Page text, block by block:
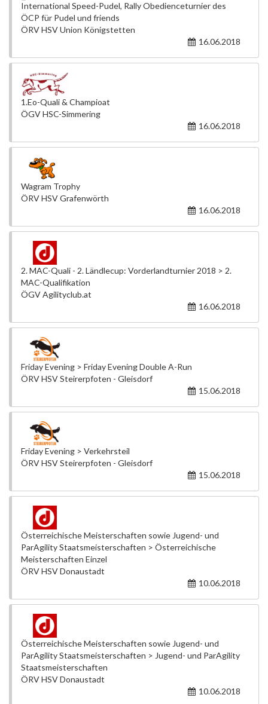
International Speed-Pudel, Rally Obedienceturnier des
ÖCP für Pudel und friends
ÖRV HSV Union Königstetten
16.06.2018
1.Eo-Quali & Champioat
ÖGV HSC-Simmering
16.06.2018
Wagram Trophy
ÖRV HSV Grafenwörth
16.06.2018
2. MAC-Quali - 2. Ländlecup: Vorderlandturnier 2018 > 2.
MAC-Qualifikation
ÖGV Agilityclub.at
16.06.2018
Friday Evening > Friday Evening Double A-Run
ÖRV HSV Steirerpfoten - Gleisdorf
15.06.2018
Friday Evening > Verkehrsteil
ÖRV HSV Steirerpfoten - Gleisdorf
15.06.2018
Österreichische Meisterschaften sowie Jugend- und
ParAgility Staatsmeisterschaften > Österreichische
Meisterschaften Einzel
ÖRV HSV Donaustadt
10.06.2018
Österreichische Meisterschaften sowie Jugend- und
ParAgility Staatsmeisterschaften > Jugend- und ParAgility
Staatsmeisterschaften
ÖRV HSV Donaustadt
10.06.2018